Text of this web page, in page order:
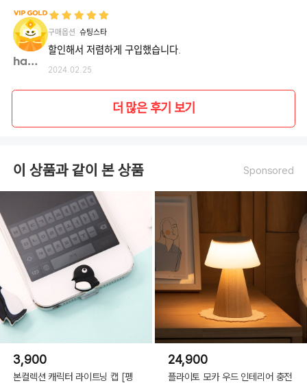
철채
hamzi**
구매옵션 슈팅스타
할인해서 저렴하게 구입했습니다.
2024.02.25
더 많은 후기 보기
이 상품과 같이 본 상품 Sponsored
3,900
본컬렉션 캐릭터 라이트닝 캡 [펭
24,900
플라이토 모카 우드 인테리어 충전